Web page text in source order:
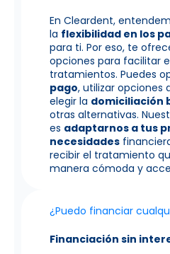
En Cleardent,
la flexibilidad en los
para ti. Por eso, te
opciones para facilitar
tratamientos. Puedes
pago, utilizar opciones
elegir la domiciliación
otras alternativas.
es adaptarnos a tus
necesidades
recibir el tratamiento
manera cómoda y
¿Puedo financiar
Financiación sin